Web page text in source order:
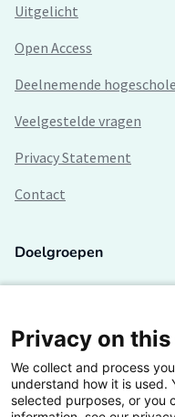
Uitgelicht
Open Access
Deelnemende
Veelgestelde vragen
Privacy Statement
Contact
Doelgroepen
Lectoren en
Bedrijven
Hogescholen
Privacy on
We collect and process
understand how it is used.
selected purposes, or you